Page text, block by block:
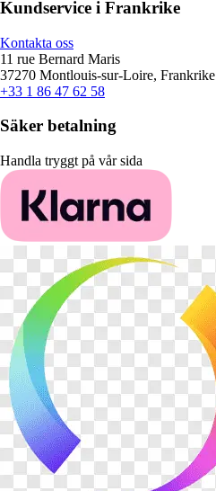
Kundservice i Frankrike
Kontakta oss
11 rue Bernard Maris
37270 Montlouis-sur-Loire, Frankrike
+33 1 86 47 62 58
Säker betalning
Handla tryggt på vår sida